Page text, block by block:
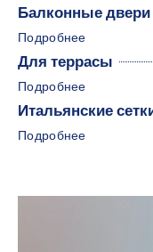
Балконные двери
Подробнее
Для террасы
Подробнее
Итальянские
Подробнее